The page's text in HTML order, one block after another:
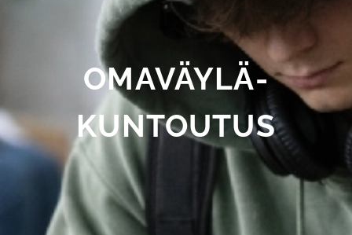
OMAVÄYLÄ-
KUNTOUTUS